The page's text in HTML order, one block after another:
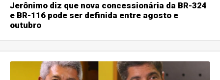
Jerônimo diz que nova concessionária da BR-324
e BR-116 pode ser definida entre agosto e
outubro